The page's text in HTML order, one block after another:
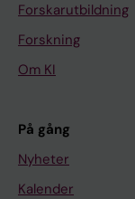
Forskarutbildning
Forskning
Om KI
På gång
Nyheter
Kalender